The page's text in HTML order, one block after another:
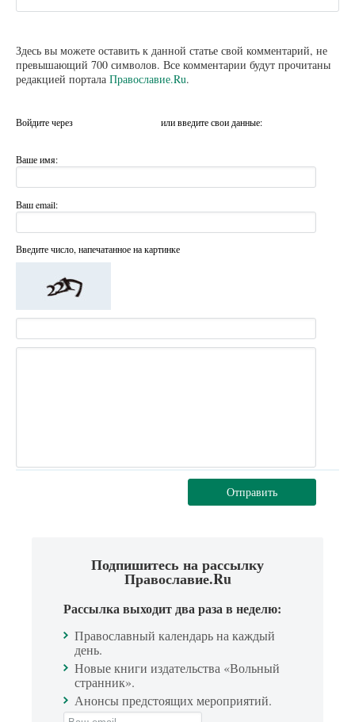
Здесь вы можете оставить к данной статье свой комментарий, не
превышающий 700 символов. Все комментарии будут прочитаны
редакцией портала Православие.Ru.
Войдите через или введите свои данные:
Ваше имя:
Ваш email:
Введите число, напечатанное на картинке
Отправить
Подпишитесь на рассылку
Православие.Ru
Рассылка выходит два раза в неделю:
Православный календарь на каждый
день.
Новые книги издательства «Вольный
странник».
Анонсы предстоящих мероприятий.